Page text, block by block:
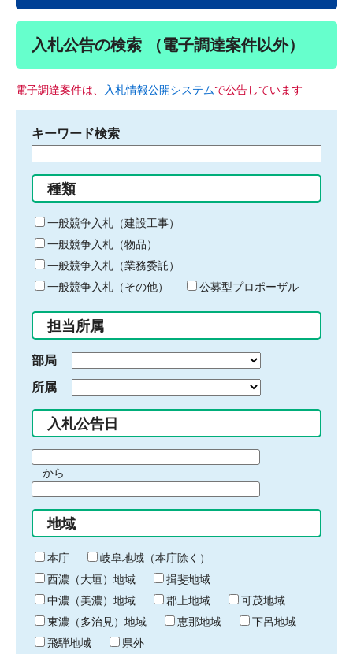
入札公告の検索 （電子調達案件以外）
電子調達案件は、 入札情報公開システムで公告しています
キーワード検索
る
キ
ー
ワ
ー
ド
入
力
種類
一般競争入札（建設工事）
一般競争入札（物品）
一般競争入札（業務委託）
一般競争入札（その他）
公募型プロポーザル
担当所属
部局
所属
入札公告日
間
始
り
から
間
終
わ
り
地域
本庁
岐阜地域（本庁除く）
西濃（大垣）地域
揖斐地域
中濃（美濃）地域
郡上地域
可茂地域
東濃（多治見）地域
恵那地域
下呂地域
飛騨地域
県外